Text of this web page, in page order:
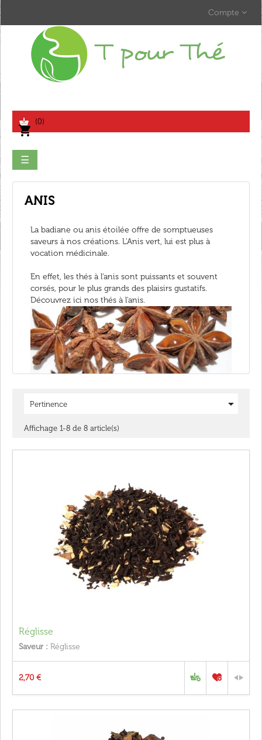
Compte
shopping_cart
(0)
search
Basculer
la
navigation
☰
ANIS
La badiane ou anis étoilée offre de somptueuses
saveurs à nos créations. L'Anis vert, lui est plus à
vocation médicinale.
En effet, les thés à l'anis sont puissants et souvent
corsés, pour le plus grands des plaisirs gustatifs.
Découvrez ici nos thés à l'anis.
Pertinence 
Affichage 1-8 de 8 article(s)
Réglisse
Saveur : Réglisse
2,70 €